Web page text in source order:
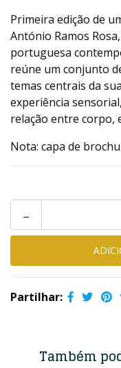
Primeira edição de
António Ramos
portuguesa
reúne um conjunto
temas centrais da
experiência
relação entre corpo,
Nota: capa de
-
Partilhar:
Também